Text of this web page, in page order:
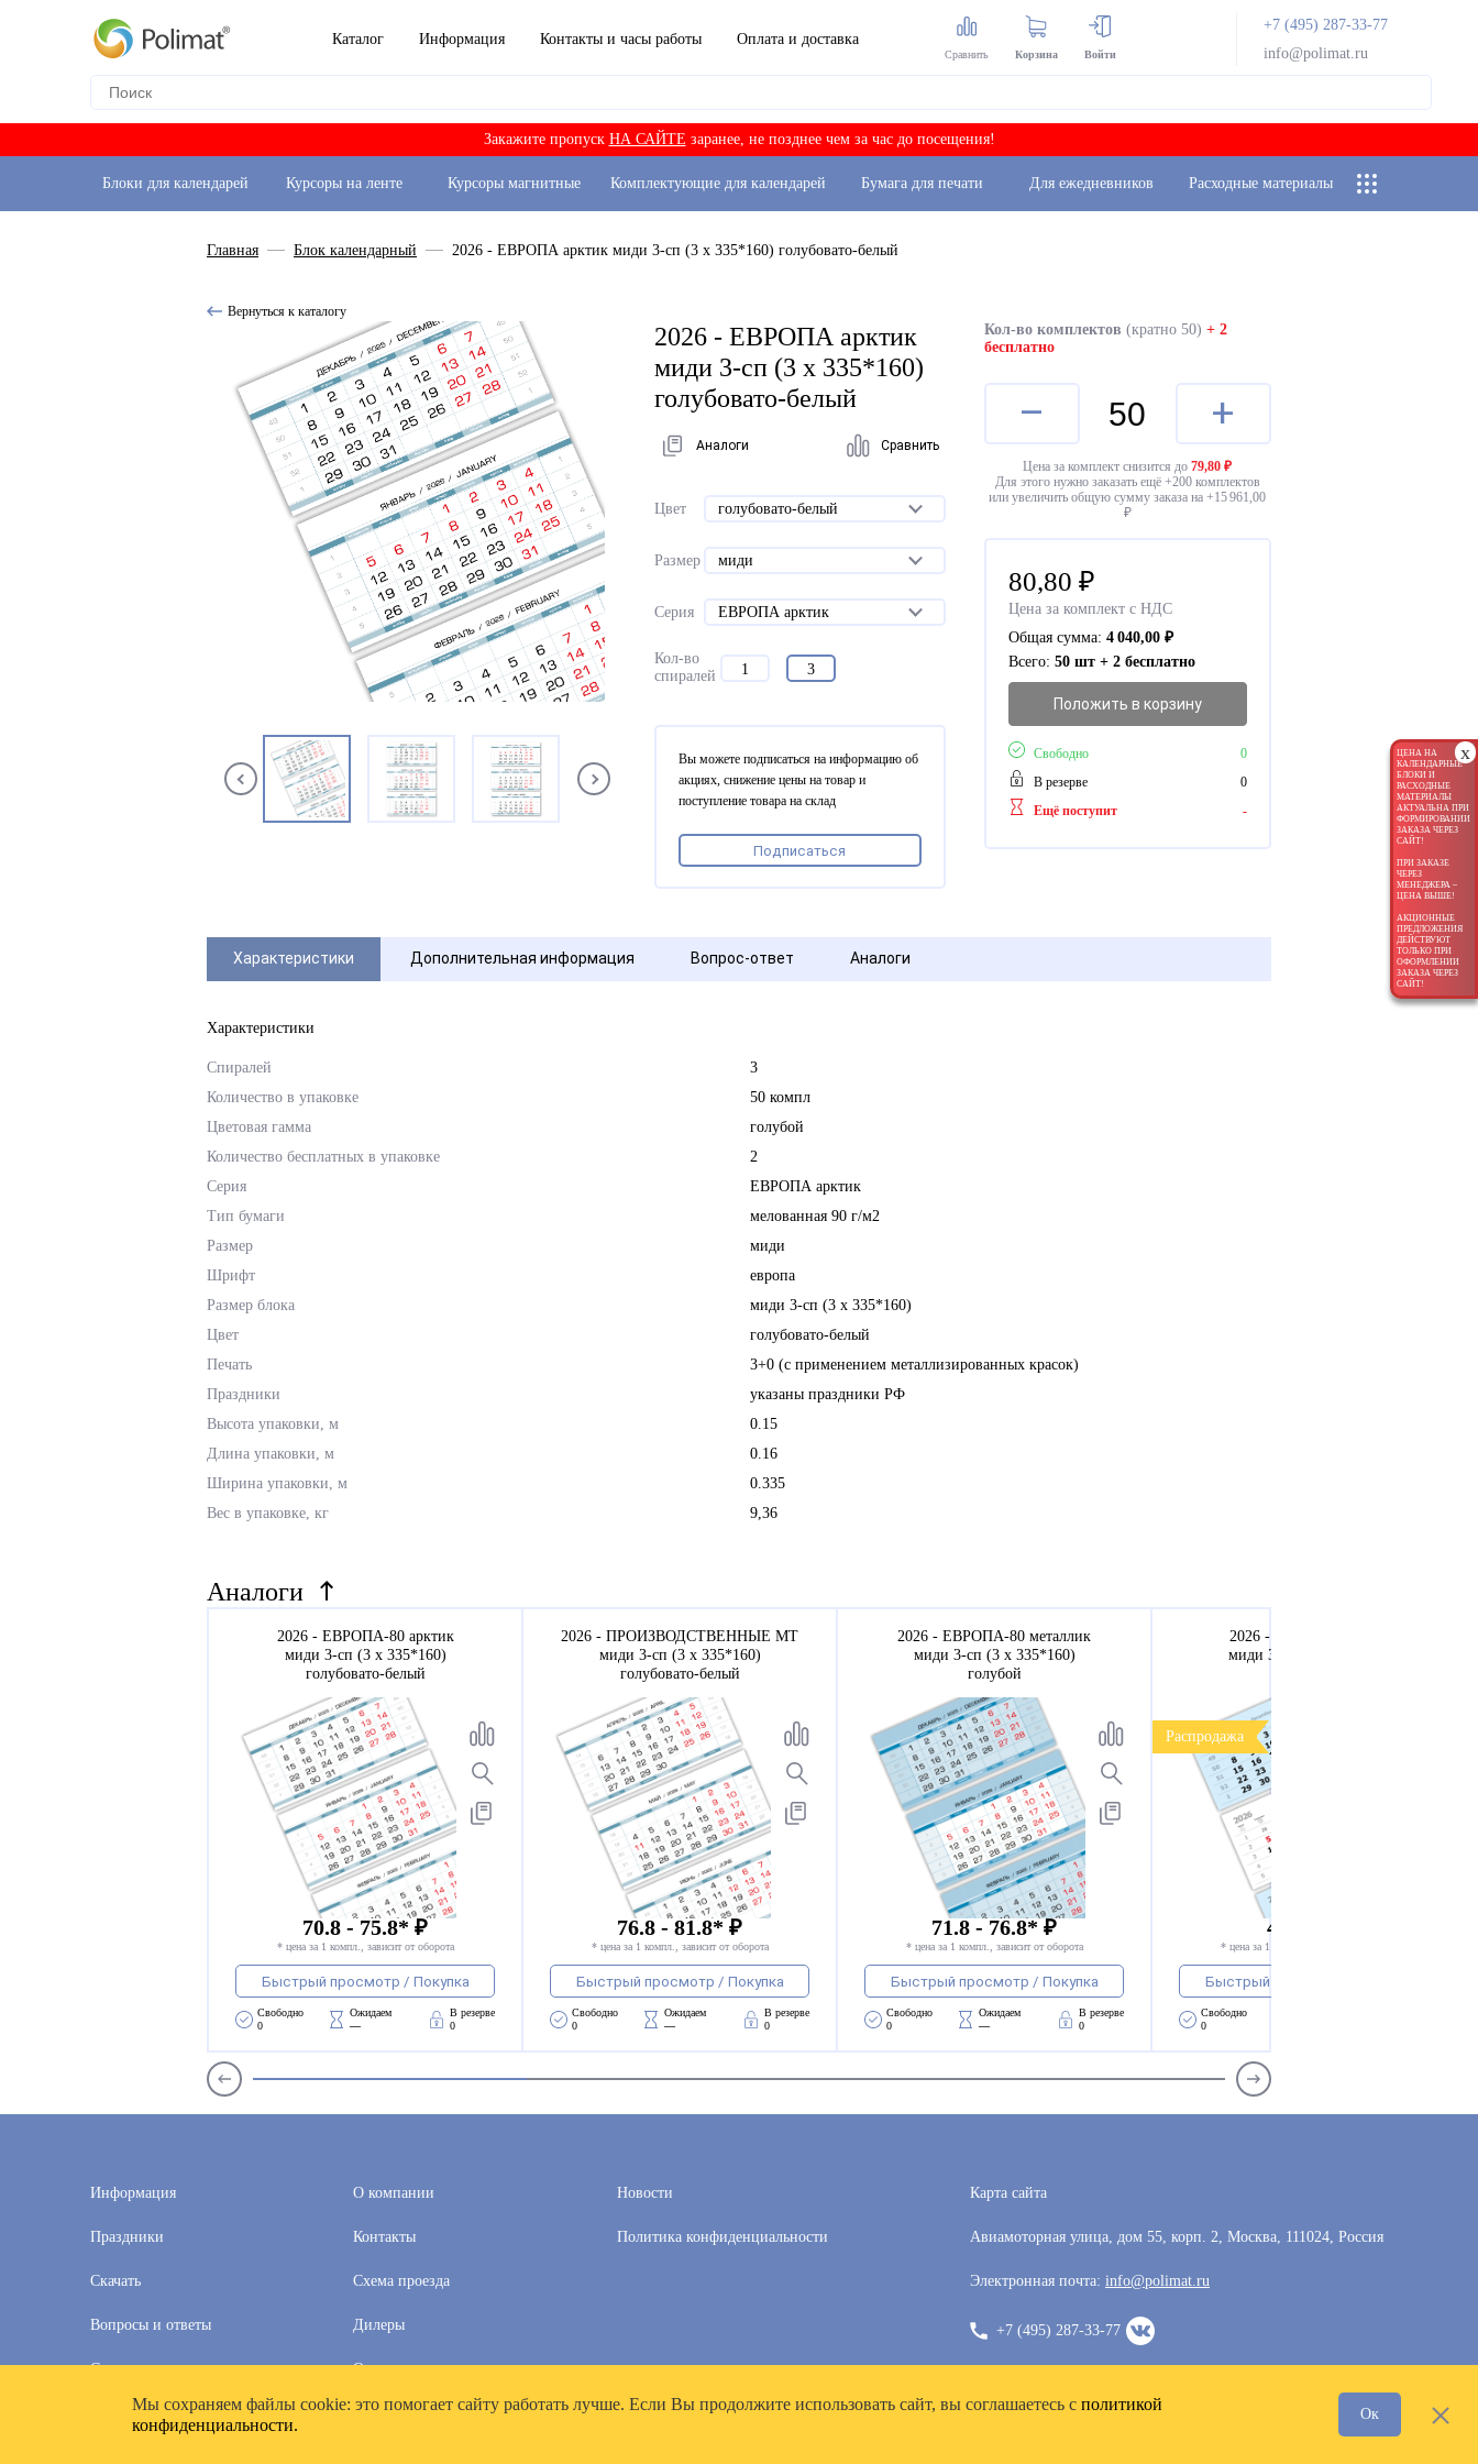
Каталог Информация Контакты и часы работы Оплата и доставка
Сравнить Корзина Войти
+7 (495) 287-33-77
info@polimat.ru
Закажите пропуск НА САЙТЕ заранее, не позднее чем за час до посещения!
Блоки для календарей Курсоры на ленте Курсоры магнитные Комплектующие для календарей Бумага для печати Для ежедневников Расходные материалы
x
ЦЕНА НА
КАЛЕНДАРНЫЕ
БЛОКИ И
РАСХОДНЫЕ
МАТЕРИАЛЫ
АКТУАЛЬНА ПРИ
ФОРМИРОВАНИИ
ЗАКАЗА ЧЕРЕЗ
САЙТ!
ПРИ ЗАКАЗЕ
ЧЕРЕЗ
МЕНЕДЖЕРА –
ЦЕНА ВЫШЕ!
АКЦИОННЫЕ
ПРЕДЛОЖЕНИЯ
ДЕЙСТВУЮТ
ТОЛЬКО ПРИ
ОФОРМЛЕНИИ
ЗАКАЗА ЧЕРЕЗ
САЙТ!
Главная Блок календарный 2026 - ЕВРОПА арктик миди 3-сп (3 х 335*160) голубовато-белый
Вернуться к каталогу
2026 - ЕВРОПА арктик
миди 3-сп (3 х 335*160)
голубовато-белый
Аналоги Сравнить
Цвет голубовато-белый
Размер миди
Серия ЕВРОПА арктик
Кол-во
спиралей
1 3
Кол-во комплектов (кратно 50) + 2
бесплатно
– +
Цена за комплект снизится до79,80 ₽
Для этого нужно заказать ещё +200комплектов
или увеличить общую сумму заказа на +15 961,00
₽
80,80 ₽
Цена за комплект с НДС
Общая сумма: 4 040,00₽
Всего: 50 шт + 2 бесплатно
Положить в корзину
Свободно
0
В резерве
0
Ещё поступит
-
Вы можете подписаться на информацию об
акциях, снижение цены на товар и
поступление товара на склад
Подписаться
Характеристики Дополнительная информация Вопрос-ответ Аналоги
Характеристики
Спиралей
3
Количество в упаковке
50 компл
Цветовая гамма
голубой
Количество бесплатных в упаковке
2
Серия
ЕВРОПА арктик
Тип бумаги
мелованная 90 г/м2
Размер
миди
Шрифт
европа
Размер блока
миди 3-сп (3 х 335*160)
Цвет
голубовато-белый
Печать
3+0 (с применением металлизированных красок)
Праздники
указаны праздники РФ
Высота упаковки, м
0.15
Длина упаковки, м
0.16
Ширина упаковки, м
0.335
Вес в упаковке, кг
9,36
Аналоги
2026 - ЕВРОПА-80 арктик
миди 3-сп (3 х 335*160)
голубовато-белый
70.8 - 75.8* ₽
* цена за 1 компл., зависит от оборота
Быстрый просмотр / Покупка
Свободно
0
Ожидаем
—
В резерве
0
2026 - ПРОИЗВОДСТВЕННЫЕ МТ
миди 3-сп (3 х 335*160)
голубовато-белый
76.8 - 81.8* ₽
* цена за 1 компл., зависит от оборота
Быстрый просмотр / Покупка
Свободно
0
Ожидаем
—
В резерве
0
2026 - ЕВРОПА-80 металлик
миди 3-сп (3 х 335*160)
голубой
71.8 - 76.8* ₽
* цена за 1 компл., зависит от оборота
Быстрый просмотр / Покупка
Свободно
0
Ожидаем
—
В резерве
0
Распродажа
2026 - ВЕРДАНА офсет
миди 3-сп (3 х 335*160)
49.99 * ₽
* цена за 1 компл., зависит от оборота
Быстрый просмотр / Покупка
Свободно
0
Информация
Праздники
Скачать
Вопросы и ответы
Скидки
О компании
Контакты
Схема проезда
Дилеры
Оплата и доставка
Новости
Политика конфиденциальности
Карта сайта
Авиамоторная улица, дом 55, корп. 2, Москва, 111024, Россия
Электронная почта: info@polimat.ru
+7 (495) 287-33-77
2020–2026 © Компания «Полимат»: ООО «Все для календарей», ИНН 7718300356
Мы cохраняем файлы cookie: это помогает сайту работать лучше. Если Вы продолжите использовать сайт, вы соглашаетесь с политикой
конфиденциальности.
Ок